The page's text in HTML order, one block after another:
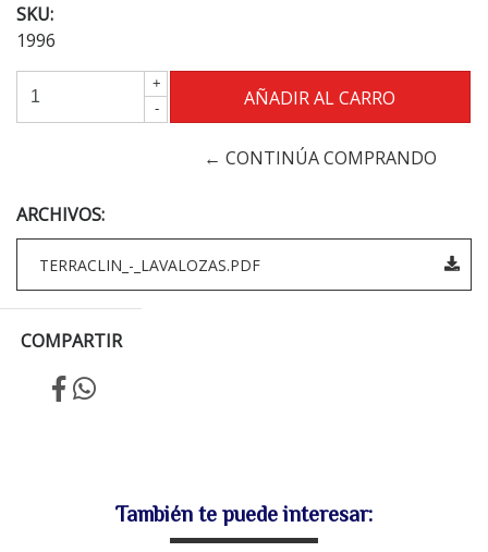
SKU:
1996
+
-
← CONTINÚA COMPRANDO
ARCHIVOS:
TERRACLIN_-_LAVALOZAS.PDF
COMPARTIR
También te puede interesar: